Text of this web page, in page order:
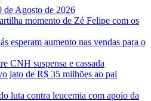
de Agosto de 2026
momento de Zé Felipe com os
esperam aumento nas vendas para o
CNH suspensa e cassada
jato de R$ 35 milhões ao pai
luta contra leucemia com apoio da